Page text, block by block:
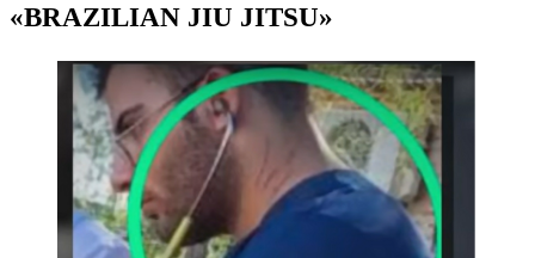
«BRAZILIAN JIU JITSU»